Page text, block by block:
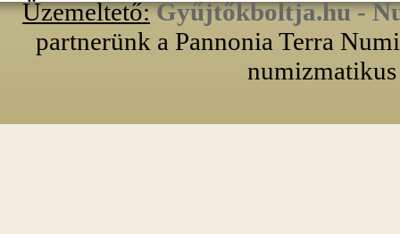
Üzemeltető: Gyűjtőkboltja.hu -
partnerünk a Pannonia Terra
numizmatikus